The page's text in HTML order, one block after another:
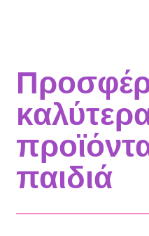
παιδιά